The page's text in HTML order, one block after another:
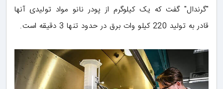
"گرندال" گفت که یک کیلوگرم از پودر نانو مواد تولیدی آنها
قادر به تولید 220 کیلو وات برق در حدود تنها 3 دقیقه است.